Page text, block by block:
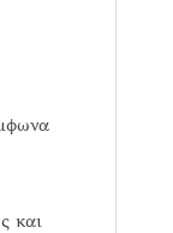
και